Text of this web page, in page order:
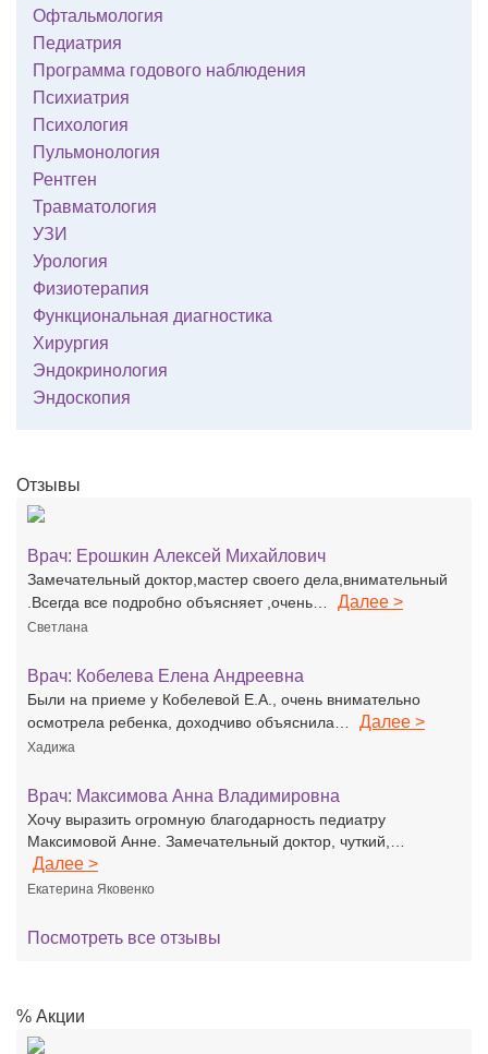
Офтальмология
Педиатрия
Программа годового наблюдения
Психиатрия
Психология
Пульмонология
Рентген
Травматология
УЗИ
Урология
Физиотерапия
Функциональная диагностика
Хирургия
Эндокринология
Эндоскопия
Отзывы
Врач: Ерошкин Алексей Михайлович
Замечательный доктор,мастер своего дела,внимательный
.Всегда все подробно объясняет ,очень…
Далее >
Светлана
Врач: Кобелева Елена Андреевна
Были на приеме у Кобелевой Е.А., очень внимательно
осмотрела ребенка, доходчиво объяснила…
Далее >
Хадижа
Врач: Максимова Анна Владимировна
Хочу выразить огромную благодарность педиатру
Максимовой Анне. Замечательный доктор, чуткий,…
Далее >
Екатерина Яковенко
Посмотреть все отзывы
% Акции